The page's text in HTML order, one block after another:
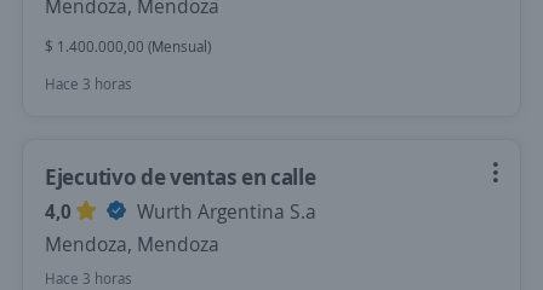
Mendoza, Mendoza
$ 1.400.000,00 (Mensual)
Hace 3 horas
Ejecutivo de ventas en calle
4,0
Wurth Argentina S.a
Mendoza, Mendoza
Hace 3 horas